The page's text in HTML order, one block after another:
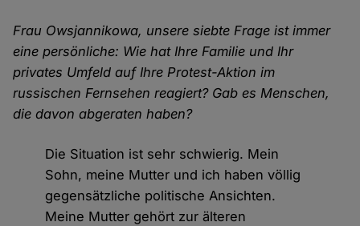
Frau Owsjannikowa, unsere siebte Frage ist immer
eine persönliche: Wie hat Ihre Familie und Ihr
privates Umfeld auf Ihre Protest-Aktion im
russischen Fernsehen reagiert? Gab es Menschen,
die davon abgeraten haben?
Die Situation ist sehr schwierig. Mein
Sohn, meine Mutter und ich haben völlig
gegensätzliche politische Ansichten.
Meine Mutter gehört zur älteren